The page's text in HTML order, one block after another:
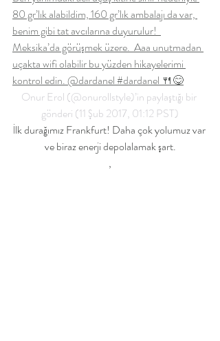
80 gr’lık alabildim, 160 gr’lık ambalajı da var,
benim gibi tat avcılarına duyurulur!
Meksika’da görüşmek üzere.  Aaa unutmadan
uçakta wifi olabilir bu yüzden hikayelerimi
kontrol edin. @dardanel #dardanel 🍴😋
Onur Erol (@onurollstyle)’in paylaştığı bir
gönderi (11 Şub 2017, 01:12 PST)
İlk durağımız Frankfurt! Daha çok yolumuz var
ve biraz enerji depolalamak şart.
,